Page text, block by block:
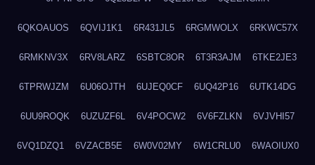
6QKOAUOS 6QVIJ1K1 6R431JL5 6RGMWOLX 6RKWC57X
6RMKNV3X 6RV8LARZ 6SBTC8OR 6T3R3AJM 6TKE2JE3
6TPRWJZM 6U06OJTH 6UJEQ0CF 6UQ42P16 6UTK14DG
6UU9ROQK 6UZUZF6L 6V4POCW2 6V6FZLKN 6VJVHI57
6VQ1DZQ1 6VZACB5E 6W0V02MY 6W1CRLU0 6WAOIUX0